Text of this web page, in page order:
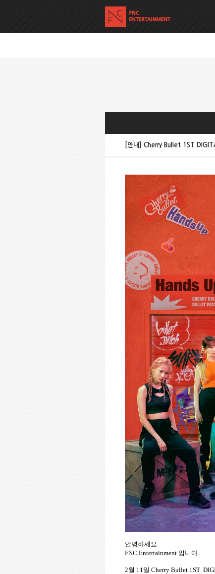
[안내] Cherry Bullet 1ST
안녕하세요.
FNC Entertainment 입니다.
2월 11일 Cherry Bullet 1ST